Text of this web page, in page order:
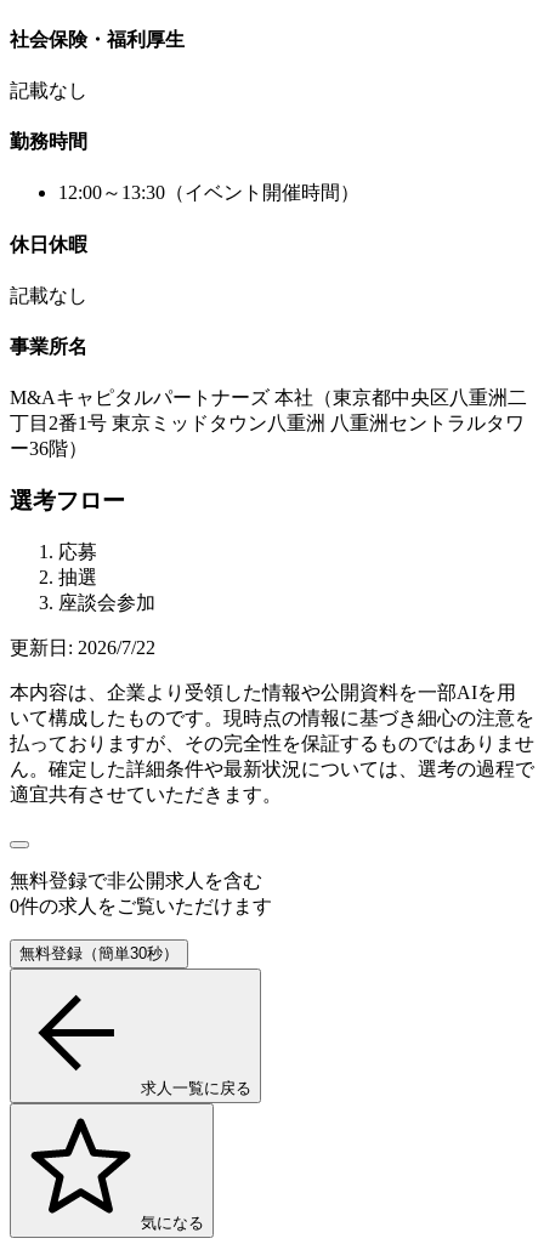
社会保険・福利厚生
記載なし
勤務時間
12:00～13:30（イベント開催時間）
休日休暇
記載なし
事業所名
M&Aキャピタルパートナーズ 本社（東京都中央区八重洲二
丁目2番1号 東京ミッドタウン八重洲 八重洲セントラルタワ
ー36階）
選考フロー
応募
抽選
座談会参加
更新日: 2026/7/22
本内容は、企業より受領した情報や公開資料を一部AIを用
いて構成したものです。現時点の情報に基づき細心の注意を
払っておりますが、その完全性を保証するものではありませ
ん。確定した詳細条件や最新状況については、選考の過程で
適宜共有させていただきます。
無料登録で非公開求人 を含む
0件の求人をご覧いただけます
無料登録（簡単30秒）
求人一覧に戻る
気になる